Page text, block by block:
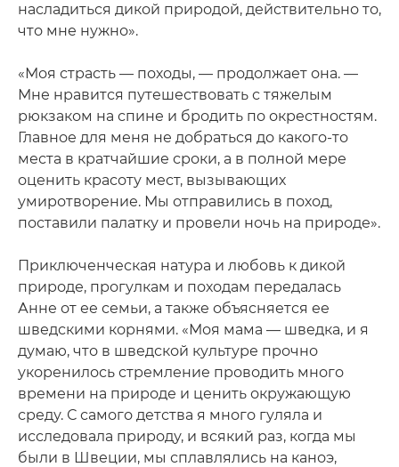
насладиться дикой природой, действительно то,
что мне нужно».
«Моя страсть — походы, — продолжает она. —
Мне нравится путешествовать с тяжелым
рюкзаком на спине и бродить по окрестностям.
Главное для меня не добраться до какого-то
места в кратчайшие сроки, а в полной мере
оценить красоту мест, вызывающих
умиротворение. Мы отправились в поход,
поставили палатку и провели ночь на природе».
Приключенческая натура и любовь к дикой
природе, прогулкам и походам передалась
Анне от ее семьи, а также объясняется ее
шведскими корнями. «Моя мама — шведка, и я
думаю, что в шведской культуре прочно
укоренилось стремление проводить много
времени на природе и ценить окружающую
среду. С самого детства я много гуляла и
исследовала природу, и всякий раз, когда мы
были в Швеции, мы сплавлялись на каноэ,